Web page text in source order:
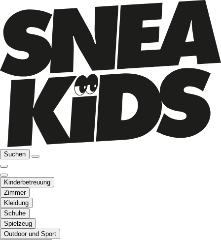
Suchen
Kinderbetreuung
Zimmer
Kleidung
Schuhe
Spielzeug
Outdoor und Sport